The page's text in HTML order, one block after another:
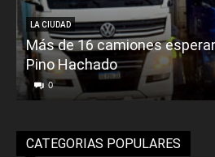
LA CIUDAD
Más de 16 camiones
Pino Hachado
0
CATEGORIAS POPULARES